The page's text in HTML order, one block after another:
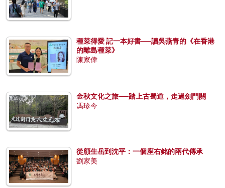
種菜得愛 記一本好書──讀吳燕青的《在香港
的離島種菜》
陳家偉
金秋文化之旅──踏上古蜀道，走過劍門關
馮珍今
從顧生岳到沈平：一個座右銘的兩代傳承
劉家美